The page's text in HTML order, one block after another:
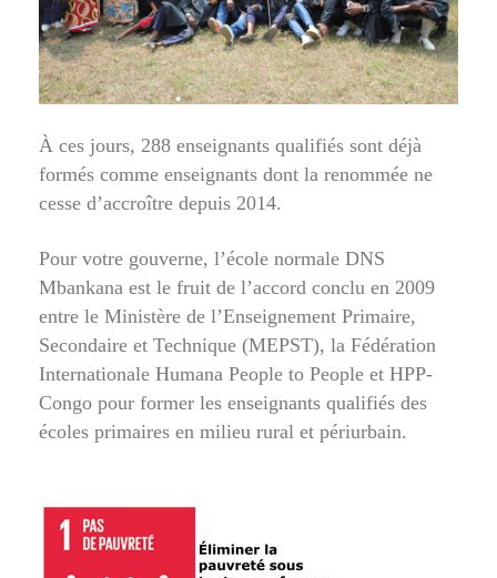
À ces jours, 288 enseignants qualifiés sont déjà
formés comme enseignants dont la renommée ne
cesse d’accroître depuis 2014.
Pour votre gouverne, l’école normale DNS
Mbankana est le fruit de l’accord conclu en 2009
entre le Ministère de l’Enseignement Primaire,
Secondaire et Technique (MEPST), la Fédération
Internationale Humana People to People et HPP-
Congo pour former les enseignants qualifiés des
écoles primaires en milieu rural et périurbain.